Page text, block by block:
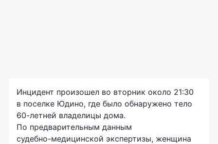
Инцидент произошел во вторник около 21:30
в поселке Юдино, где было обнаружено тело
60-летней владелицы дома.
По предварительным данным
судебно-медицинской экспертизы, женщина